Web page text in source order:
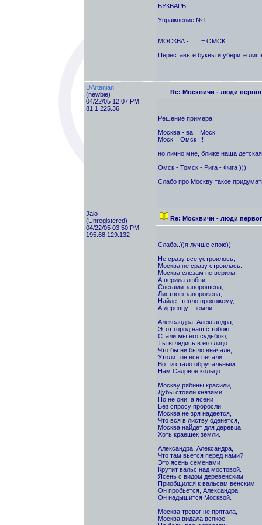
БУКВАРЬ
Упражнение №1.
МОСКВА - _ _ = ОМСК
Переставьте буквы и уберите
DArtanian
(newbie)
04/22/05 12:07 PM
81.1.225.36
Re: Москвичи - люди
Решение примера:
Москва - ва = Моск
Моск = Омск !!!
но лично мне, ближе наша
Омск - Томск - Рига - Фига )))
Слабо про Москву такое
Jalo
(Unregistered)
04/22/05 03:50 PM
195.68.129.132
Re: Москвичи - люди
Слабо..))я лучше спою))
Hе сразу все устроилось,
Москва не сразу строилась.
Москва слезам не верила,
А верила любви.
Снегами запорошена,
Листвою заворожена,
Hайдет тепло прохожему,
А деревцу - земли.
Александра, Александра,
Этот город наш с тобою.
Стали мы его судьбою,
Ты вглядись в его лицо...
Что бы ни было вначале,
Утолит он все печали.
Вот и стало обручальным
Hам Садовое кольцо.
Москву рябины красили,
Дубы стояли князями.
Hо не они, а ясени
Без спросу проросли.
Москва не зря надеется,
Что вся в листву оденется,
Москва найдет для деревца
Хоть краешек земли.
Александра, Александра,
Что там вьется перед нами?
Это ясень семенами
Крутит вальс над мостовой.
Ясень с видом деревенским
Приобщился к вальсам венским.
Он пробьется, Александра,
Он надышится Москвой.
Москва тревог не прятала,
Москва видала всякое,